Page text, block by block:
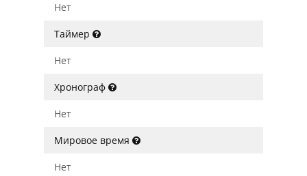
Нет
Таймер
Нет
Хронограф
Нет
Мировое время
Нет